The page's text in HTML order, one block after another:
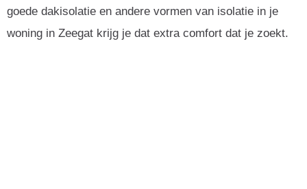
goede dakisolatie en andere vormen van isolatie in je
woning in Zeegat krijg je dat extra comfort dat je zoekt.